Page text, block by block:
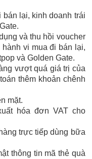
bán lại, kinh doanh trái
và thu hồi voucher
hành vi mua đi bán lại,
và Golden Gate.
vượt quá giá trị của
thêm khoản chênh
mặt.
hóa đơn VAT cho
trực tiếp dùng bữa
thông tin mã thẻ quà